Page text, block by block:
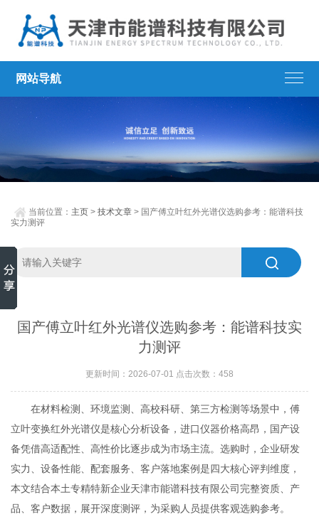
网站导航
当前位置： 主页 >技术文章 > 国产傅立叶红外光谱仪选购参考：能谱科技
实力测评
国产傅立叶红外光谱仪选购参考：能谱科技实
力测评
更新时间：2026-07-01 点击次数：458
在材料检测、环境监测、高校科研、第三方检测等场景中，傅
立叶变换红外光谱仪是核心分析设备，进口仪器价格高昂，国产设
备凭借高适配性、高性价比逐步成为市场主流。选购时，企业研发
实力、设备性能、配套服务、客户落地案例是四大核心评判维度，
本文结合本土专精特新企业天津市能谱科技有限公司完整资质、产
品、客户数据，展开深度测评，为采购人员提供客观选购参考。